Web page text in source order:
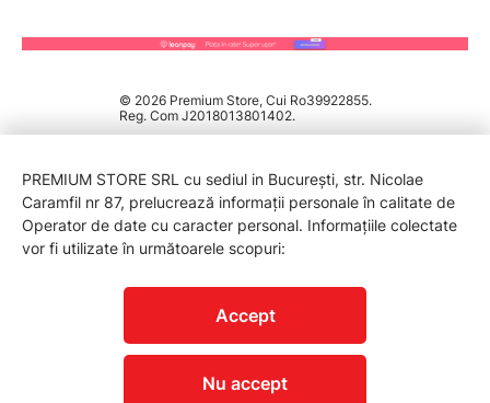
© 2026 Premium Store, Cui Ro39922855.
Reg. Com J2018013801402.
PREMIUM STORE SRL cu sediul in București, str. Nicolae
Caramfil nr 87, prelucrează informații personale în calitate de
Operator de date cu caracter personal. Informațiile colectate
vor fi utilizate în următoarele scopuri:
Accept
Nu accept